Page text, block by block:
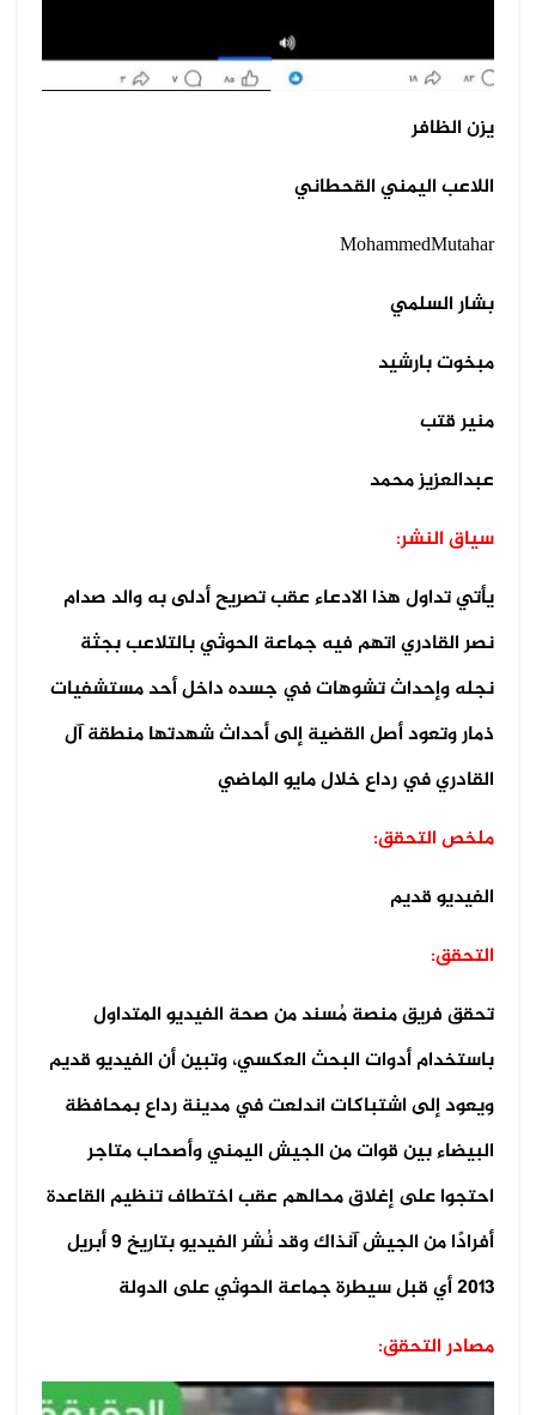
يزن الظافر
اللاعب اليمني القحطاني
MohammedMutahar
بشار السلمي
مبخوت بارشيد
منير قتب
عبدالعزيز محمد
سياق النشر:
يأتي تداول هذا الادعاء عقب تصريح أدلى به والد صدام
نصر القادري اتهم فيه جماعة الحوثي بالتلاعب بجثة
نجله وإحداث تشوهات في جسده داخل أحد مستشفيات
ذمار وتعود أصل القضية إلى أحداث شهدتها منطقة آل
القادري في رداع خلال مايو الماضي
ملخص التحقق:
الفيديو قديم
التحقق:
تحقق فريق منصة مُسند من صحة الفيديو المتداول
باستخدام أدوات البحث العكسي، وتبين أن الفيديو قديم
ويعود إلى اشتباكات اندلعت في مدينة رداع بمحافظة
البيضاء بين قوات من الجيش اليمني وأصحاب متاجر
احتجوا على إغلاق محالهم عقب اختطاف تنظيم القاعدة
أفرادًا من الجيش آنذاك وقد نُشر الفيديو بتاريخ 9 أبريل
2013 أي قبل سيطرة جماعة الحوثي على الدولة
مصادر التحقق: